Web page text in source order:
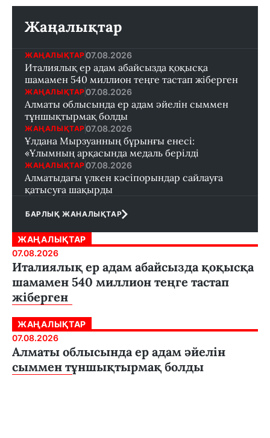
Жаңалықтар
ЖАҢАЛЫҚТАР 07.08.2026
Италиялық ер адам абайсызда қоқысқа
шамамен 540 миллион теңге тастап жіберген
ЖАҢАЛЫҚТАР 07.08.2026
Алматы облысында ер адам әйелін сыммен
тұншықтырмақ болды
ЖАҢАЛЫҚТАР 07.08.2026
Ұлдана Мырзуанның бұрынғы енесі:
«Ұлымның арқасында медаль берілді
ЖАҢАЛЫҚТАР 07.08.2026
Алматыдағы үлкен кәсіпорындар сайлауға
қатысуға шақырды
БАРЛЫҚ ЖАНАЛЫҚТАР
ЖАҢАЛЫҚТАР
07.08.2026
Италиялық ер адам абайсызда қоқысқа
шамамен 540 миллион теңге тастап
жіберген
ЖАҢАЛЫҚТАР
07.08.2026
Алматы облысында ер адам әйелін
сыммен тұншықтырмақ болды